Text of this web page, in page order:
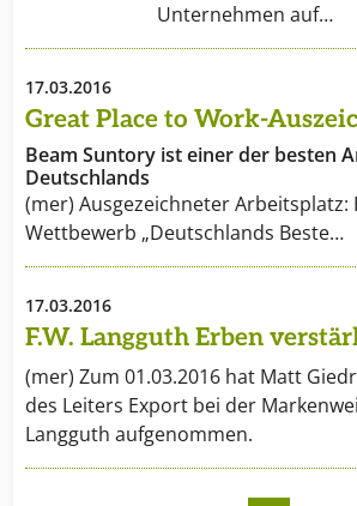
Unternehmen auf…
17.03.2016
Great Place to Work-
Beam Suntory ist einer der besten
Deutschlands
(mer) Ausgezeichneter Arbeitsplatz:
Wettbewerb „Deutschlands Beste…
17.03.2016
F.W. Langguth Erben
(mer) Zum 01.03.2016 hat Matt
des Leiters Export bei der
Langguth aufgenommen.